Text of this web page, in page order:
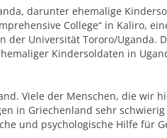
darunter ehemalige
College“ in Kaliro,
der Universität Tororo/
Kindersoldaten in
Viele der Menschen, die wir
in Griechenland sehr
und psychologische Hilfe für